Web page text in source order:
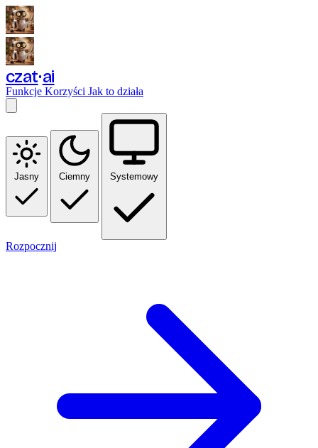
czat ai
Funkcje Korzyści Jak to działa
Jasny Ciemny Systemowy
Rozpocznij